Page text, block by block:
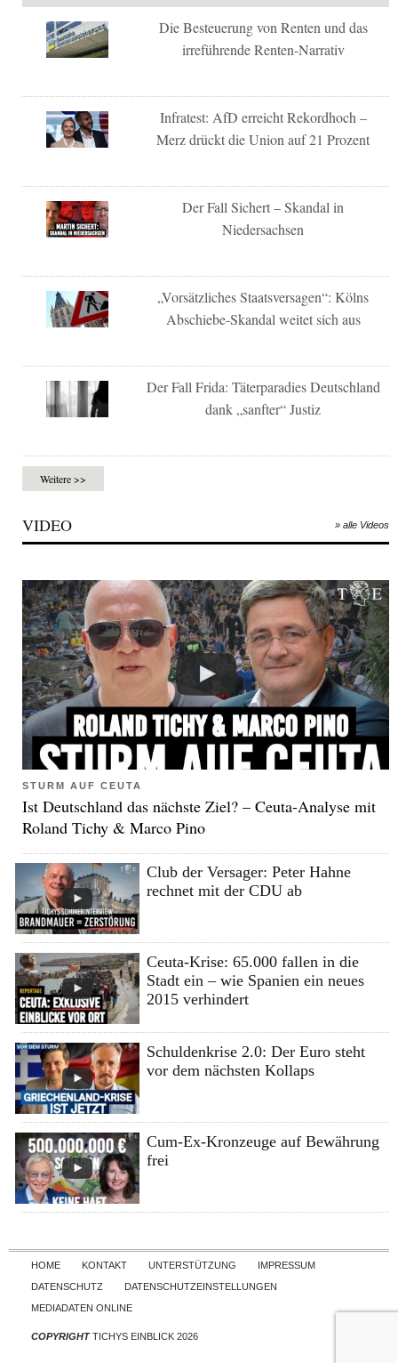
Die Besteuerung von Renten und das
irreführende Renten-Narrativ
Infratest: AfD erreicht Rekordhoch –
Merz drückt die Union auf 21 Prozent
Der Fall Sichert – Skandal in
Niedersachsen
„Vorsätzliches Staatsversagen“: Kölns
Abschiebe-Skandal weitet sich aus
Der Fall Frida: Täterparadies Deutschland
dank „sanfter“ Justiz
Weitere >>
VIDEO » alle Videos
STURM AUF CEUTA
Ist Deutschland das nächste Ziel? – Ceuta-Analyse mit
Roland Tichy & Marco Pino
Club der Versager: Peter Hahne
rechnet mit der CDU ab
Ceuta-Krise: 65.000 fallen in die
Stadt ein – wie Spanien ein neues
2015 verhindert
Schuldenkrise 2.0: Der Euro steht
vor dem nächsten Kollaps
Cum-Ex-Kronzeuge auf Bewährung
frei
Skip to content
HOME KONTAKT UNTERSTÜTZUNG
IMPRESSUM
DATENSCHUTZ
DATENSCHUTZEINSTELLUNGEN
MEDIADATEN ONLINE
COPYRIGHTTICHYS EINBLICK 2026